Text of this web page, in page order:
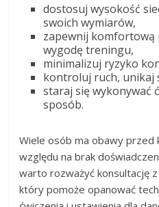
dostosuj wysokość
swoich wymiarów,
zapewnij komfortową
wygodę treningu,
minimalizuj ryzyko
kontroluj ruch, unikaj
staraj się wykonywać
sposób.
Wiele osób ma obawy przed
względu na brak
warto rozważyć konsultację z
który pomoże opanować